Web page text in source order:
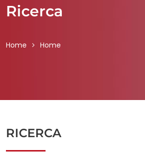
Ricerca
Home Home
RICERCA